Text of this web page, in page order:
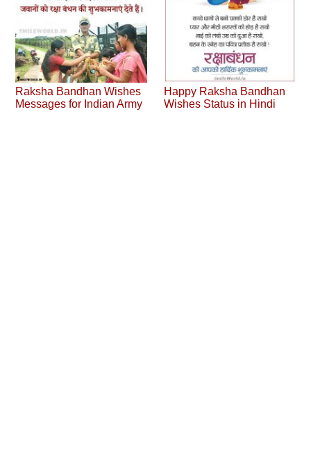
Raksha Bandhan Wishes
Messages for Indian Army
Happy Raksha Bandhan
Wishes Status in Hindi